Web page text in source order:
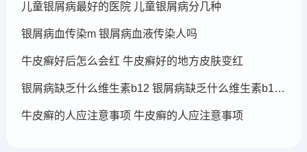
儿童银屑病最好的医院 儿童银屑病分几种
银屑病血传染m 银屑病血液传染人吗
牛皮癣好后怎么会红 牛皮癣好的地方皮肤变红
银屑病缺乏什么维生素b12 银屑病缺乏什么维生素b12可以补充
牛皮癣的人应注意事项 牛皮癣的人应注意事项